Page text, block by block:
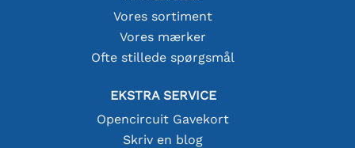
Vores sortiment
Vores mærker
Ofte stillede spørgsmål
EKSTRA SERVICE
Opencircuit Gavekort
Skriv en blog